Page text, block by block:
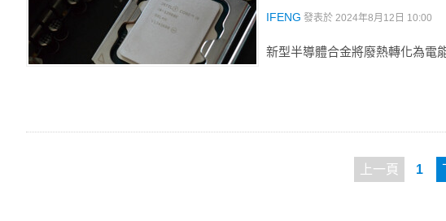
IFENG 發表於 2024年8月12日 10:00
新型半導體合金將廢熱轉化為電
上一頁 1